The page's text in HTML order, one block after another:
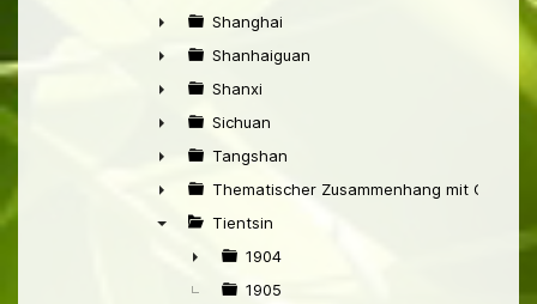
►
►
Shanghai
►
Shanhaiguan
►
Shanxi
►
Sichuan
►
Tangshan
►
Thematischer Zusammenhang mit China
Tientsin
►
1904
1905